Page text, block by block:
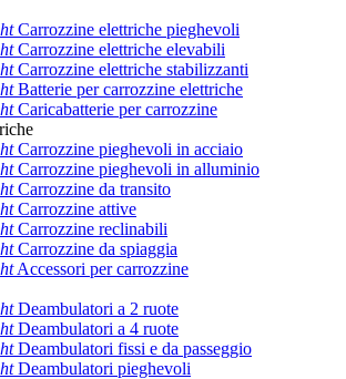
Carrozzine elettriche pieghevoli
Carrozzine elettriche elevabili
Carrozzine elettriche stabilizzanti
Batterie per carrozzine elettriche
Caricabatterie per carrozzine
Carrozzine pieghevoli in acciaio
Carrozzine pieghevoli in alluminio
Carrozzine da transito
Carrozzine attive
Carrozzine reclinabili
Carrozzine da spiaggia
Accessori per carrozzine
Deambulatori a 2 ruote
Deambulatori a 4 ruote
Deambulatori fissi e da passeggio
Deambulatori pieghevoli